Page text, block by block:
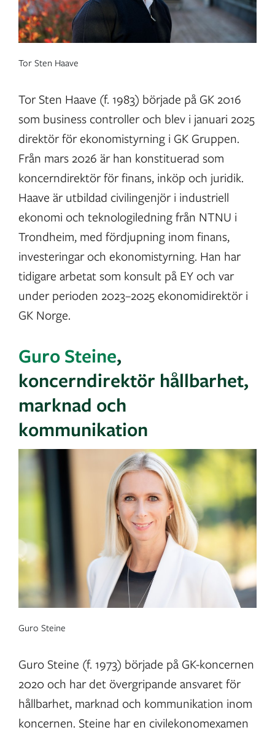
Tor Sten Haave
Tor Sten Haave (f. 1983) började på GK 2016
som business controller och blev i januari 2025
direktör för ekonomistyrning i GK Gruppen.
Från mars 2026 är han konstituerad som
koncerndirektör för finans, inköp och juridik.
Haave är utbildad civilingenjör i industriell
ekonomi och teknologiledning från NTNU i
Trondheim, med fördjupning inom finans,
investeringar och ekonomistyrning. Han har
tidigare arbetat som konsult på EY och var
under perioden 2023–2025 ekonomidirektör i
GK Norge.
Guro Steine,
koncerndirektör hållbarhet,
marknad och
kommunikation
Guro Steine
Guro Steine (f. 1973) började på GK-koncernen
2020 och har det övergripande ansvaret för
hållbarhet, marknad och kommunikation inom
koncernen. Steine har en civilekonomexamen